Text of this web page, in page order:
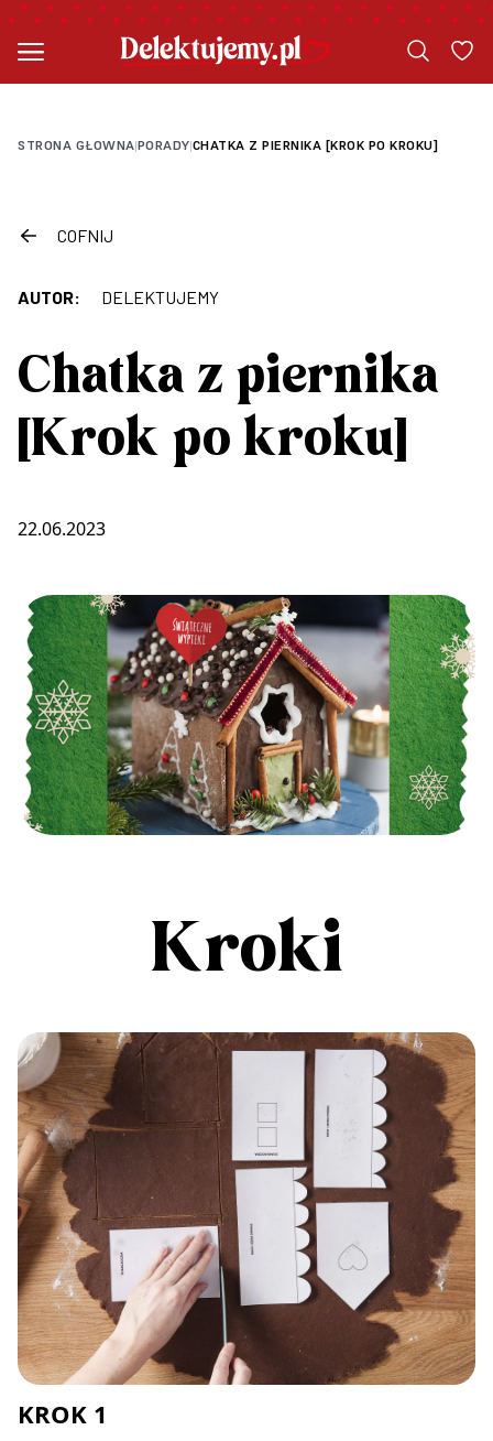
STRONA GŁOWNA|PORADY|CHATKA Z PIERNIKA [KROK PO KROKU]
COFNIJ
AUTOR: DELEKTUJEMY
Chatka z piernika
[Krok po kroku]
22.06.2023
Kroki
KROK 1